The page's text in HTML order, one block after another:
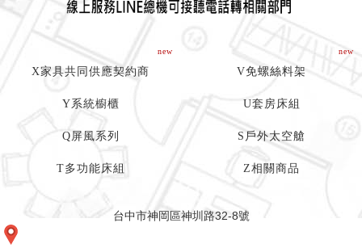
new
X家具共同供應契約商
new
V免螺絲料架
Y系統櫥櫃 U套房床組
Q屏風系列 S戶外太空艙
T多功能床組 Z相關商品
台中市神岡區神圳路32-8號